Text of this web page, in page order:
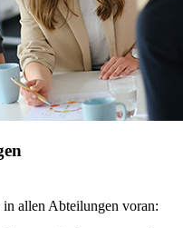
in allen Abteilungen voran: